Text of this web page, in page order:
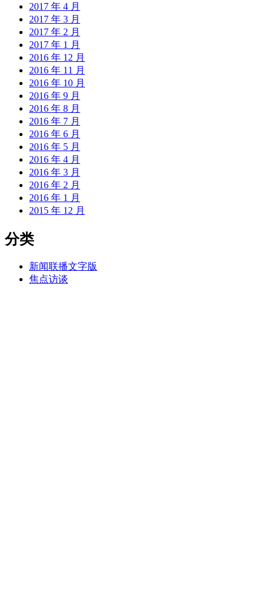
2017 年 4 月
2017 年 3 月
2017 年 2 月
2017 年 1 月
2016 年 12 月
2016 年 11 月
2016 年 10 月
2016 年 9 月
2016 年 8 月
2016 年 7 月
2016 年 6 月
2016 年 5 月
2016 年 4 月
2016 年 3 月
2016 年 2 月
2016 年 1 月
2015 年 12 月
分类
新闻联播文字版
焦点访谈